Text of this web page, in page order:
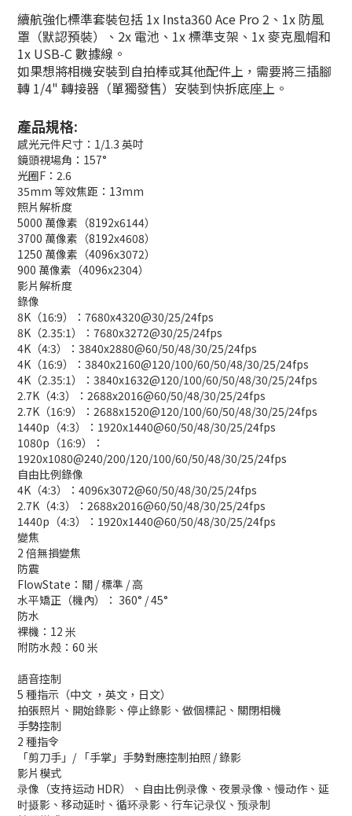
續航強化標準套裝包括 1x Insta360 Ace Pro 2、1x 防風
罩（默認預裝）、2x 電池、1x 標準支架、1x 麥克風帽和
1x USB-C 數據線。
如果想將相機安裝到自拍棒或其他配件上，需要將三插腳
轉 1/4" 轉接器（單獨發售）安裝到快拆底座上。
產品規格:
感光元件尺寸：1/1.3 英吋
鏡頭視場角：157°
光圈F：2.6
35mm 等效焦距：13mm
照片解析度
5000 萬像素（8192x6144）
3700 萬像素（8192x4608）
1250 萬像素（4096x3072）
900 萬像素（4096x2304）
影片解析度
錄像
8K（16:9）：7680x4320@30/25/24fps
8K（2.35:1）：7680x3272@30/25/24fps
4K（4:3）：3840x2880@60/50/48/30/25/24fps
4K（16:9）：3840x2160@120/100/60/50/48/30/25/24fps
4K（2.35:1）：3840x1632@120/100/60/50/48/30/25/24fps
2.7K（4:3）：2688x2016@60/50/48/30/25/24fps
2.7K（16:9）：2688x1520@120/100/60/50/48/30/25/24fps
1440p（4:3）：1920x1440@60/50/48/30/25/24fps
1080p（16:9）：
1920x1080@240/200/120/100/60/50/48/30/25/24fps
自由比例錄像
4K（4:3）：4096x3072@60/50/48/30/25/24fps
2.7K（4:3）：2688x2016@60/50/48/30/25/24fps
1440p（4:3）：1920x1440@60/50/48/30/25/24fps
變焦
2 倍無損變焦
防震
FlowState：關 / 標準 / 高
水平矯正（機內）： 360° / 45°
防水
裸機：12 米
附防水殼：60 米
語音控制
5 種指示（中文 ，英文，日文）
拍張照片、開始錄影、停止錄影、做個標記、關閉相機
手勢控制
2 種指令
「剪刀手」/ 「手掌」手勢對應控制拍照 / 錄影
影片模式
录像（支持运动 HDR）、自由比例录像、夜景录像、慢动作、延
时摄影、移动延时、循环录影、行车记录仪、预录制